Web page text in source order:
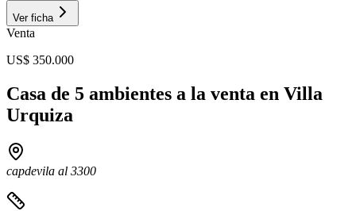
Ver ficha
Venta
US$ 350.000
Casa de 5 ambientes a la venta en Villa
Urquiza
capdevila al 3300